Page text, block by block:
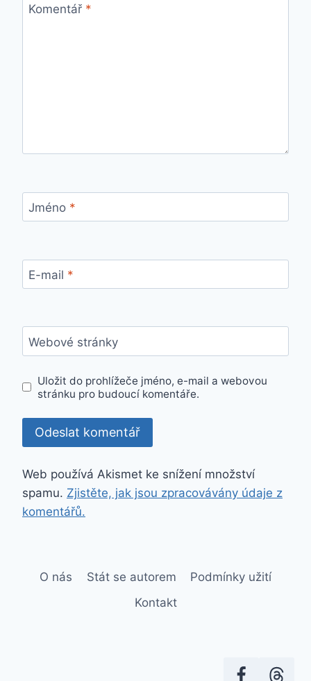
Komentář *
Jméno *
E-mail *
Webové stránky
Uložit do prohlížeče jméno, e-mail a webovou
stránku pro budoucí komentáře.
Web používá Akismet ke snížení množství
spamu. Zjistěte, jak jsou zpracovávány údaje z
komentářů.
O nás Stát se autorem
Podmínky užití
Kontakt